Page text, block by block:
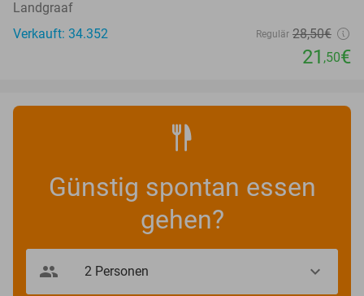
Landgraaf
Verkauft: 34.352
Regulär 28,50€
21 ,50€
Günstig spontan essen
gehen?